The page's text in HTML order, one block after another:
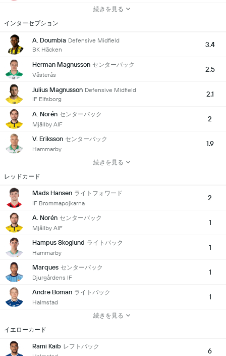
続きを見る
インターセプション
A. Doumbia Defensive Midfield
BK Häcken
3.4
Herman Magnusson センターバック
Västerås
2.5
Julius Magnusson Defensive Midfield
IF Elfsborg
2.1
A. Norén センターバック
Mjällby AIF
2
V. Eriksson センターバック
Hammarby
1.9
続きを見る
レッドカード
Mads Hansen ライトフォワード
IF Brommapojkarna
2
A. Norén センターバック
Mjällby AIF
1
Hampus Skoglund ライトバック
Hammarby
1
Marques センターバック
Djurgårdens IF
1
Andre Boman ライトバック
Halmstad
1
続きを見る
イエローカード
Rami Kaib レフトバック
6